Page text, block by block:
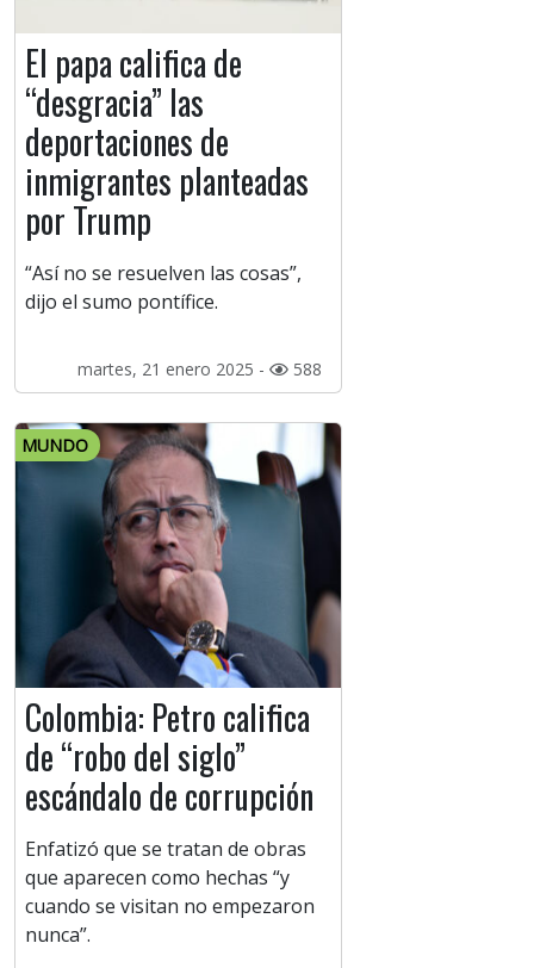
El papa califica de
“desgracia” las
deportaciones de
inmigrantes planteadas
por Trump
“Así no se resuelven las cosas”,
dijo el sumo pontífice.
martes, 21 enero 2025 - 588
MUNDO
Colombia: Petro califica
de “robo del siglo”
escándalo de corrupción
Enfatizó que se tratan de obras
que aparecen como hechas “y
cuando se visitan no empezaron
nunca”.